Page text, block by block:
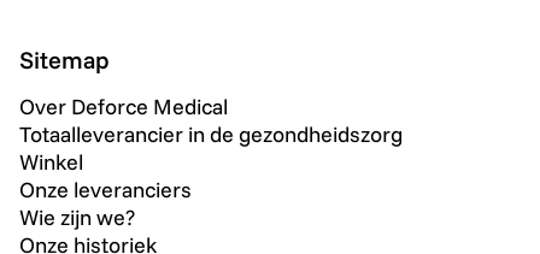
Sitemap
Over Deforce Medical
Totaalleverancier in de gezondheidszorg
Winkel
Onze leveranciers
Wie zijn we?
Onze historiek